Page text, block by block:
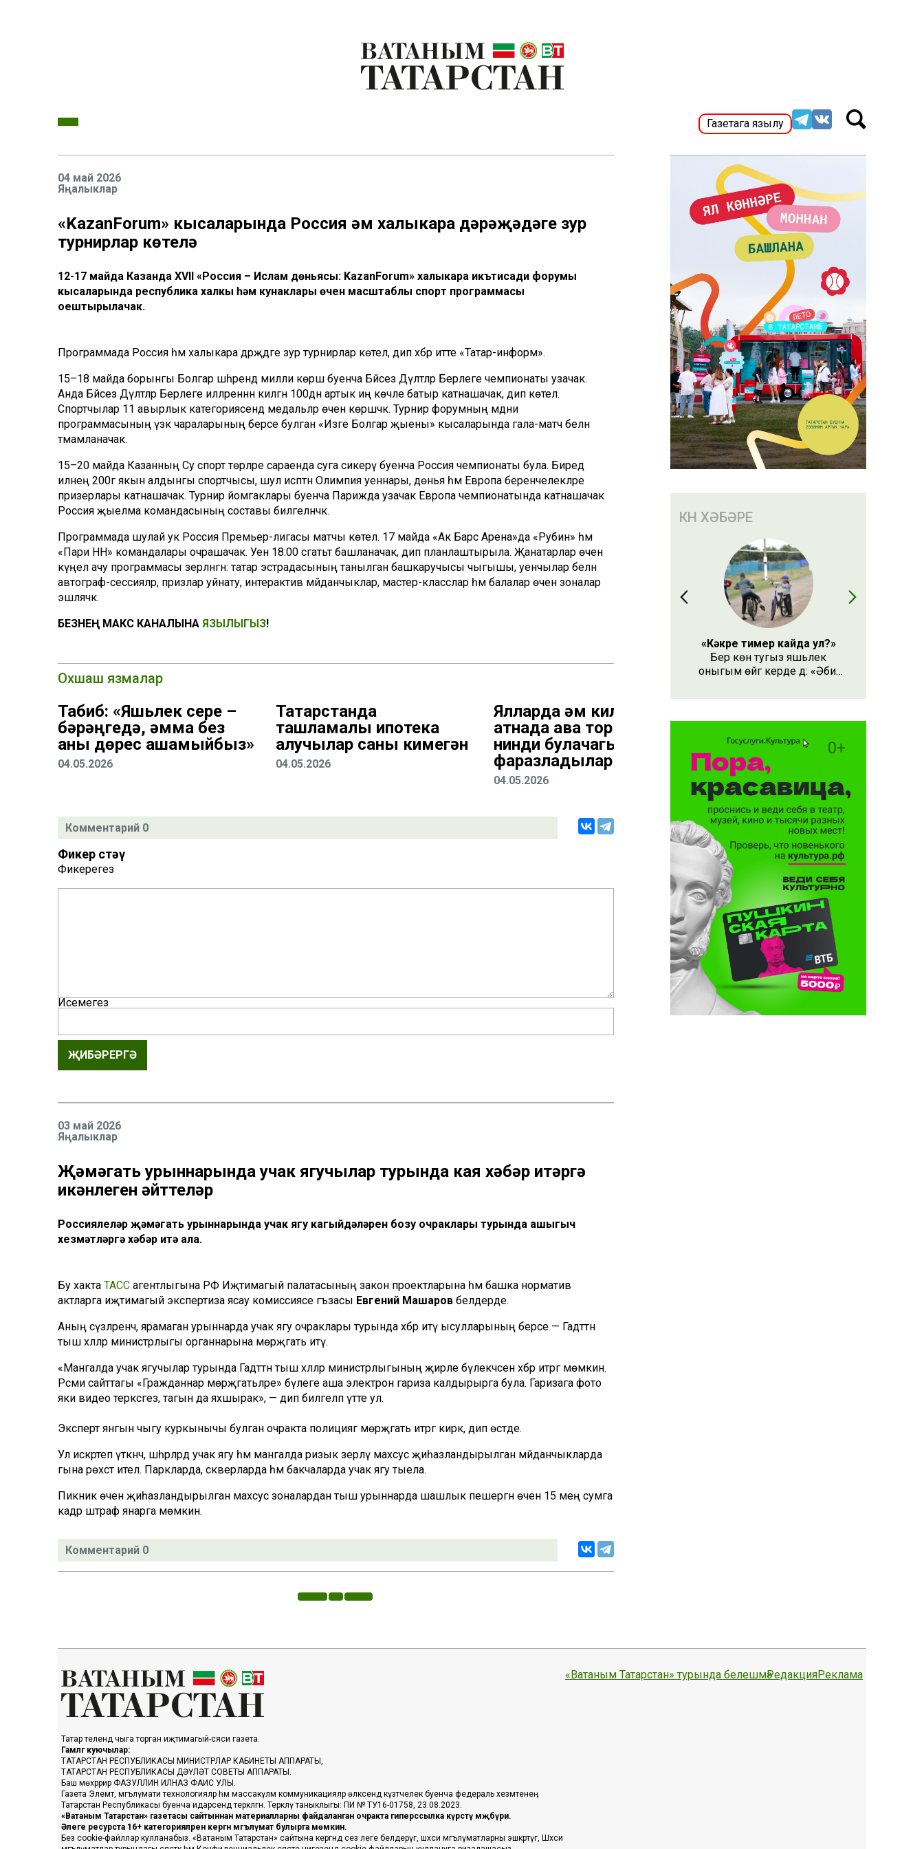
Газетага язылу
04 май 2026
Яңалыклар
«KazanForum» кысаларында Россия һәм халыкара дәрәҗәдәге зур
турнирлар көтелә
12-17 майда Казанда XVII «Россия – Ислам дөньясы: KazanForum» халыкара икътисади форумы
кысаларында республика халкы һәм кунаклары өчен масштаблы спорт программасы
оештырылачак.
Программада Россия һәм халыкара дәрәҗәдәге зур турнирлар көтелә, дип хәбәр итте «Татар-информ».
15–18 майда борынгы Болгар шәһәрендә милли көрәш буенча Бәйсез Дәүләтләр Берлеге чемпионаты узачак.
Анда Бәйсез Дәүләтләр Берлеге илләреннән килгән 100дән артык иң көчле батыр катнашачак, дип көтелә.
Спортчылар 11 авырлык категориясендә медальләр өчен көрәшәчәк. Турнир форумның мәдәни
программасының үзәк чараларының берсе булган «Изге Болгар җыены» кысаларында гала-матч белән
тәмамланачак.
15–20 майда Казанның Су спорт төрләре сараенда суга сикерү буенча Россия чемпионаты була. Биредә
илнең 200гә якын алдынгы спортчысы, шул исәптән Олимпия уеннары, дөнья һәм Европа беренчелекләре
призерлары катнашачак. Турнир йомгаклары буенча Парижда узачак Европа чемпионатында катнашачак
Россия җыелма командасының составы билгеләнәчәк.
Программада шулай ук Россия Премьер-лигасы матчы көтелә. 17 майда «Ак Барс Арена»да «Рубин» һәм
«Пари НН» командалары очрашачак. Уен 18:00 сәгатьтә башланачак, дип планлаштырыла. Җанатарлар өчен
күңел ачу программасы әзерләнгән: татар эстрадасының танылган башкаручысы чыгышы, уенчылар белән
автограф-сессияләр, призлар уйнату, интерактив мәйданчыклар, мастер-класслар һәм балалар өчен зоналар
эшләячәк.
БЕЗНЕҢ МАКС КАНАЛЫНА ЯЗЫЛЫГЫЗ!
Охшаш язмалар
Табиб: «Яшьлек сере –
бәрәңгедә, әмма без
аны дөрес ашамыйбыз»
04.05.2026
Татарстанда
ташламалы ипотека
алучылар саны кимегән
04.05.2026
Ялларда һәм киләсе
атнада һава торышы
нинди булачагын
фаразладылар
04.05.2026
Комментарий 0
Фикер өстәү
Фикерегез
Исемегез
ҖИБӘРЕРГӘ
03 май 2026
Яңалыклар
Җәмәгать урыннарында учак ягучылар турында кая хәбәр итәргә
икәнлеген әйттеләр
Россиялеләр җәмәгать урыннарында учак ягу кагыйдәләрен бозу очраклары турында ашыгыч
хезмәтләргә хәбәр итә ала.
Бу хакта ТАСС агентлыгына РФ Иҗтимагый палатасының закон проектларына һәм башка норматив
актларга иҗтимагый экспертиза ясау комиссиясе әгъзасы Евгений Машаров белдерде.
Аның сүзләренчә, ярамаган урыннарда учак ягу очраклары турында хәбәр итү ысулларының берсе — Гадәттән
тыш хәлләр министрлыгы органнарына мөрәҗәгать итү.
«Мангалда учак ягучылар турында Гадәттән тыш хәлләр министрлыгының җирле бүлекчәсенә хәбәр итәргә мөмкин.
Рәсми сайттагы «Гражданнар мөрәҗәгатьләре» бүлеге аша электрон гариза калдырырга була. Гаризага фото
яки видео теркәсәгез, тагын да яхшырак», — дип билгеләп үтте ул.
Эксперт янгын чыгу куркынычы булган очракта полициягә мөрәҗәгать итәргә кирәк, дип өстәде.
Ул искәртеп үткәнчә, шәһәрләрдә учак ягу һәм мангалда ризык әзерләү махсус җиһазландырылган мәйданчыкларда
гына рөхсәт ителә. Паркларда, скверларда һәм бакчаларда учак ягу тыела.
Пикник өчен җиһазландырылган махсус зоналардан тыш урыннарда шашлык пешергән өчен 15 мең сумга
кадәр штраф янарга мөмкин.
Комментарий 0
КӨН ХӘБӘРЕ
«Кәкре тимер кайда ул?»
Бер көн тугыз яшьлек
оныгым өйгә керде дә: «Әби,
ул?» – дип сорады.
Татар телендә чыга торган иҗтимагый-сәяси газета.
Гамәлгә куючылар:
ТАТАРСТАН РЕСПУБЛИКАСЫ МИНИСТРЛАР КАБИНЕТЫ АППАРАТЫ,
ТАТАРСТАН РЕСПУБЛИКАСЫ ДӘҮЛӘТ СОВЕТЫ АППАРАТЫ.
Баш мөхәррир ФАЗУЛЛИН ИЛНАЗ ФАИС УЛЫ.
Газета Элемтә, мәгълүмати технологияләр һәм массакүләм коммуникацияләр өлкәсендә күзәтчелек буенча федераль хезмәтенең
Татарстан Республикасы буенча идарәсендә теркәлгән. Теркәлү таныклыгы: ПИ № ТУ16-01758, 23.08.2023.
«Ватаным Татарстан» газетасы сайтыннан материалларны файдаланган очракта гиперссылка күрсәтү мәҗбүри.
Әлеге ресурста 16+ категорияләренә кергән мәгълүмат булырга мөмкин.
Без cookie-файллар кулланабыз. «Ватаным Татарстан» сайтына кергәндә сез әлеге белдерүгә, шәхси мәгълүматларны эшкәртүгә, Шәхси
«Ватаным Татарстан» турында белешмәРедакцияРеклама